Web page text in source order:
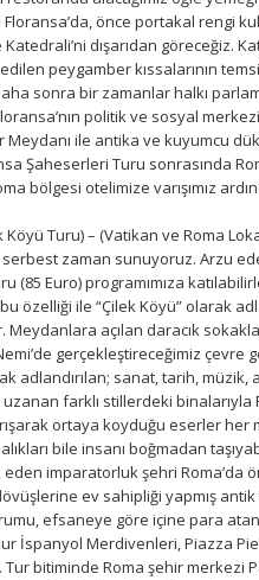
ÇEREZ
Çerez
Size daha
depolayabilir, bunları
izin vermemeyi
bilir. Daha fazla bilgi
inceleyebilirsiniz.
önce portakal rengi
dışarıdan göreceğiz.
peygamber kıssalarının
sonra bir zamanlar halkı
politik ve sosyal
ile antika ve kuyumcu
Şaheserleri Turu sonrasında
bölgesi otelimize varışımız
Köyü Turu) – (Vatikan ve Roma
serbest zaman sunuyoruz. Arzu
(85 Euro) programımıza
özelliği ile “Çilek Köyü” olarak
açılan daracık
gerçekleştireceğimiz çevre
adlandırılan; sanat, tarih, müzik,
farklı stillerdeki
ortaya koyduğu eserler
bile insanı boğmadan
eden imparatorluk şehri
ev sahipliği yapmış
efsaneye göre içine para
İspanyol Merdivenleri, Piazza
Tur bitiminde Roma şehir merkezi